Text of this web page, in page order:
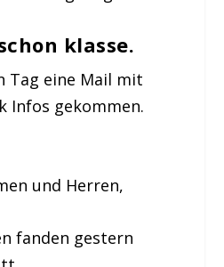
klasse.
Tag eine Mail mit
Infos gekommen.
und Herren,
fanden gestern